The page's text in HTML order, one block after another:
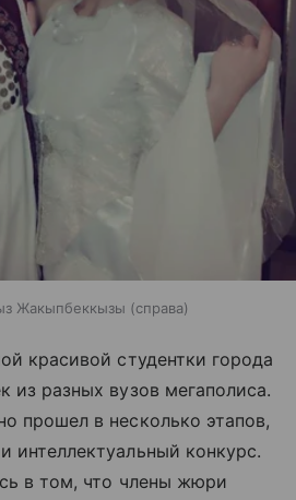
Жакыпбеккызы (справа)
красивой студентки города
из разных вузов мегаполиса.
прошел в несколько этапов,
интеллектуальный конкурс.
в том, что члены жюри